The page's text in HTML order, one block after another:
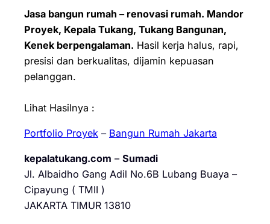
Jasa bangun rumah – renovasi rumah. Mandor
Proyek, Kepala Tukang, Tukang Bangunan,
Kenek berpengalaman. Hasil kerja halus, rapi,
presisi dan berkualitas, dijamin kepuasan
pelanggan.
Lihat Hasilnya :
Portfolio Proyek – Bangun Rumah Jakarta
kepalatukang.com – Sumadi
Jl. Albaidho Gang Adil No.6B Lubang Buaya –
Cipayung ( TMII )
JAKARTA TIMUR 13810